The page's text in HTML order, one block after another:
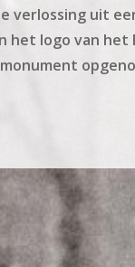
verlossing uit
het logo van het